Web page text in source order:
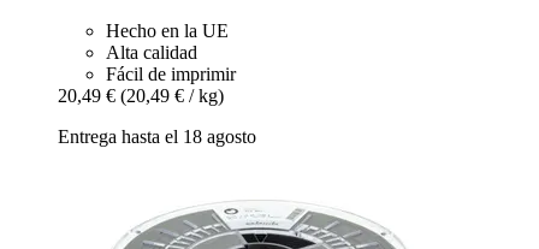
Hecho en la UE
Alta calidad
Fácil de imprimir
20,49 € (20,49 € / kg)
Entrega hasta el 18 agosto